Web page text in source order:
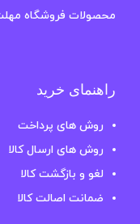
محصولات فروشگاه
راهنمای خرید
روش های پرداخت
روش های ارسال کالا
لغو و بازگشت کالا
ضمانت اصالت کالا